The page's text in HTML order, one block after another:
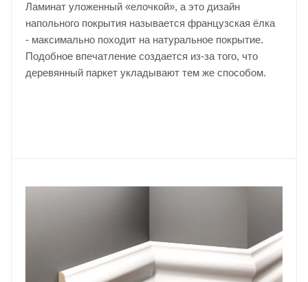
Ламинат уложенный «елочкой», а это дизайн
напольного покрытия называется французская ёлка
- максимально походит на натуральное покрытие.
Подобное впечатление создается из-за того, что
деревянный паркет укладывают тем же способом.